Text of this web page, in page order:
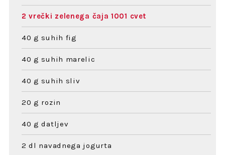
2 vrečki zelenega čaja 1001 cvet
40 g suhih fig
40 g suhih marelic
40 g suhih sliv
20 g rozin
40 g datljev
2 dl navadnega jogurta